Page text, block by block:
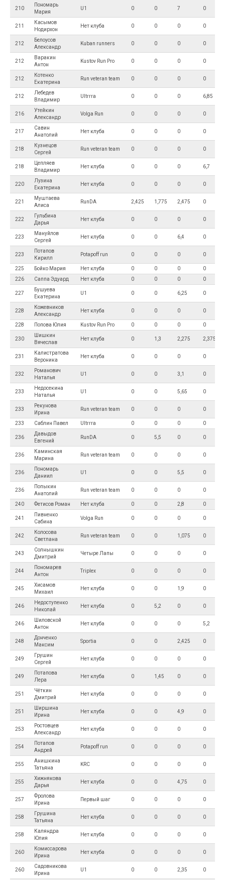
210
Пономарь
Мария
U1 0 0 7 0
211
Касымов
Нодирхон
Нет клуба 0 0 0 0
212
Белоусов
Александр
Kuban runners 0 0 0 0
212
Варакин
Антон
Kustov Run Pro 0 0 0 0
212
Котенко
Екатерина
Run veteran team 0 0 0 0
212
Лебедев
Владимир
Ultrrra 0 0 0 6,85
216
Утейкин
Александр
Volga Run 0 0 0 0
217
Савин
Анатолий
Нет клуба 0 0 0 0
218
Кузнецов
Сергей
Run veteran team 0 0 0 0
218
Цепляев
Владимир
Нет клуба 0 0 0 6,7
220
Лузина
Екатерина
Нет клуба 0 0 0 0
221
Муштаева
Алиса
RunDA 2,425 1,775 2,475 0
222
Гульбина
Дарья
Нет клуба 0 0 0 0
223
Мануйлов
Сергей
Нет клуба 0 0 6,4 0
223
Потапов
Кирилл
Potapoff run 0 0 0 0
225 Бойко Мария Нет клуба 0 0 0
0
226
Саппа Эдуард Нет клуба 0 0 0 0
227
Бушуева
Екатерина
U1 0 0 6,25 0
228
Кожевников
Александр
Нет клуба 0 0 0 0
228 Попова Юлия Kustov Run Pro 0 0 0 0
230
Шишкин
Вячеслав
Нет клуба 0 1,3 2,275 2,375
231
Калистратова
Вероника
Нет клуба 0 0 0 0
232
Романович
Наталья
U1 0 0 3,1 0
233
Недосекина
Наталья
U1 0 0 5,65 0
233
Рекунова
Ирина
Run veteran team 0 0 0 0
233 Саблин Павел Ultrrra 0 0 0 0
236
Давыдов
Евгений
RunDA 0 5,5 0 0
236
Каминская
Марина
Run veteran team 0 0 0 0
236
Пономарь
Даниил
U1 0 0 5,5 0
236
Попыкин
Анатолий
Run veteran team 0 0 0 0
240 Фетисов Роман Нет клуба 0 0 2,8 0
241
Пивненко
Сабина
Volga Run 0 0 0 0
242
Колосова
Светлана
Run veteran team 0 0 1,075 0
243
Солнышкин
Дмитрий
Четыре Лапы 0 0 0 0
244
Пономарев
Антон
Triplex 0 0 0 0
245
Хисамов
Михаил
Нет клуба 0 0 1,9 0
246
Недоступенко
Николай
Нет клуба 0 5,2 0 0
246
Шиловской
Антон
Нет клуба 0 0 0 5,2
248
Донченко
Максим
Sportia 0 0 2,425 0
249
Грушин
Сергей
Нет клуба 0 0 0 0
249
Потапова
Лера
Нет клуба 0 1,45 0 0
251
Чёткин
Дмитрий
Нет клуба 0 0 0 0
251
Ширшина
Ирина
Нет клуба 0 0 4,9 0
253
Ростовцев
Александр
Нет клуба 0 0 0 0
254
Потапов
Андрей
Potapoff run 0 0 0 0
255
Анишкина
Татьяна
KRC 0 0 0 0
255
Хижнякова
Дарья
Нет клуба 0 0 4,75 0
257
Фролова
Ирина
Первый шаг 0 0 0 0
258
Грушина
Татьяна
Нет клуба 0 0 0 0
258
Каляндра
Юлия
Нет клуба 0 0 0 0
260
Комиссарова
Ирина
Нет клуба 0 0 0 0
260
Садовникова
Ирина
U1 0 0 2,35 0